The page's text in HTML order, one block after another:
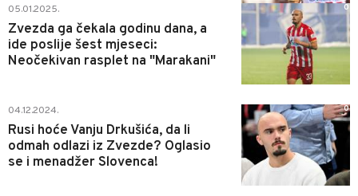
05.01.2025.
Zvezda ga čekala godinu dana, a
ide poslije šest mjeseci:
Neočekivan rasplet na "Marakani"
0
04.12.2024.
Rusi hoće Vanju Drkušića, da li
odmah odlazi iz Zvezde? Oglasio
se i menadžer Slovenca!
0